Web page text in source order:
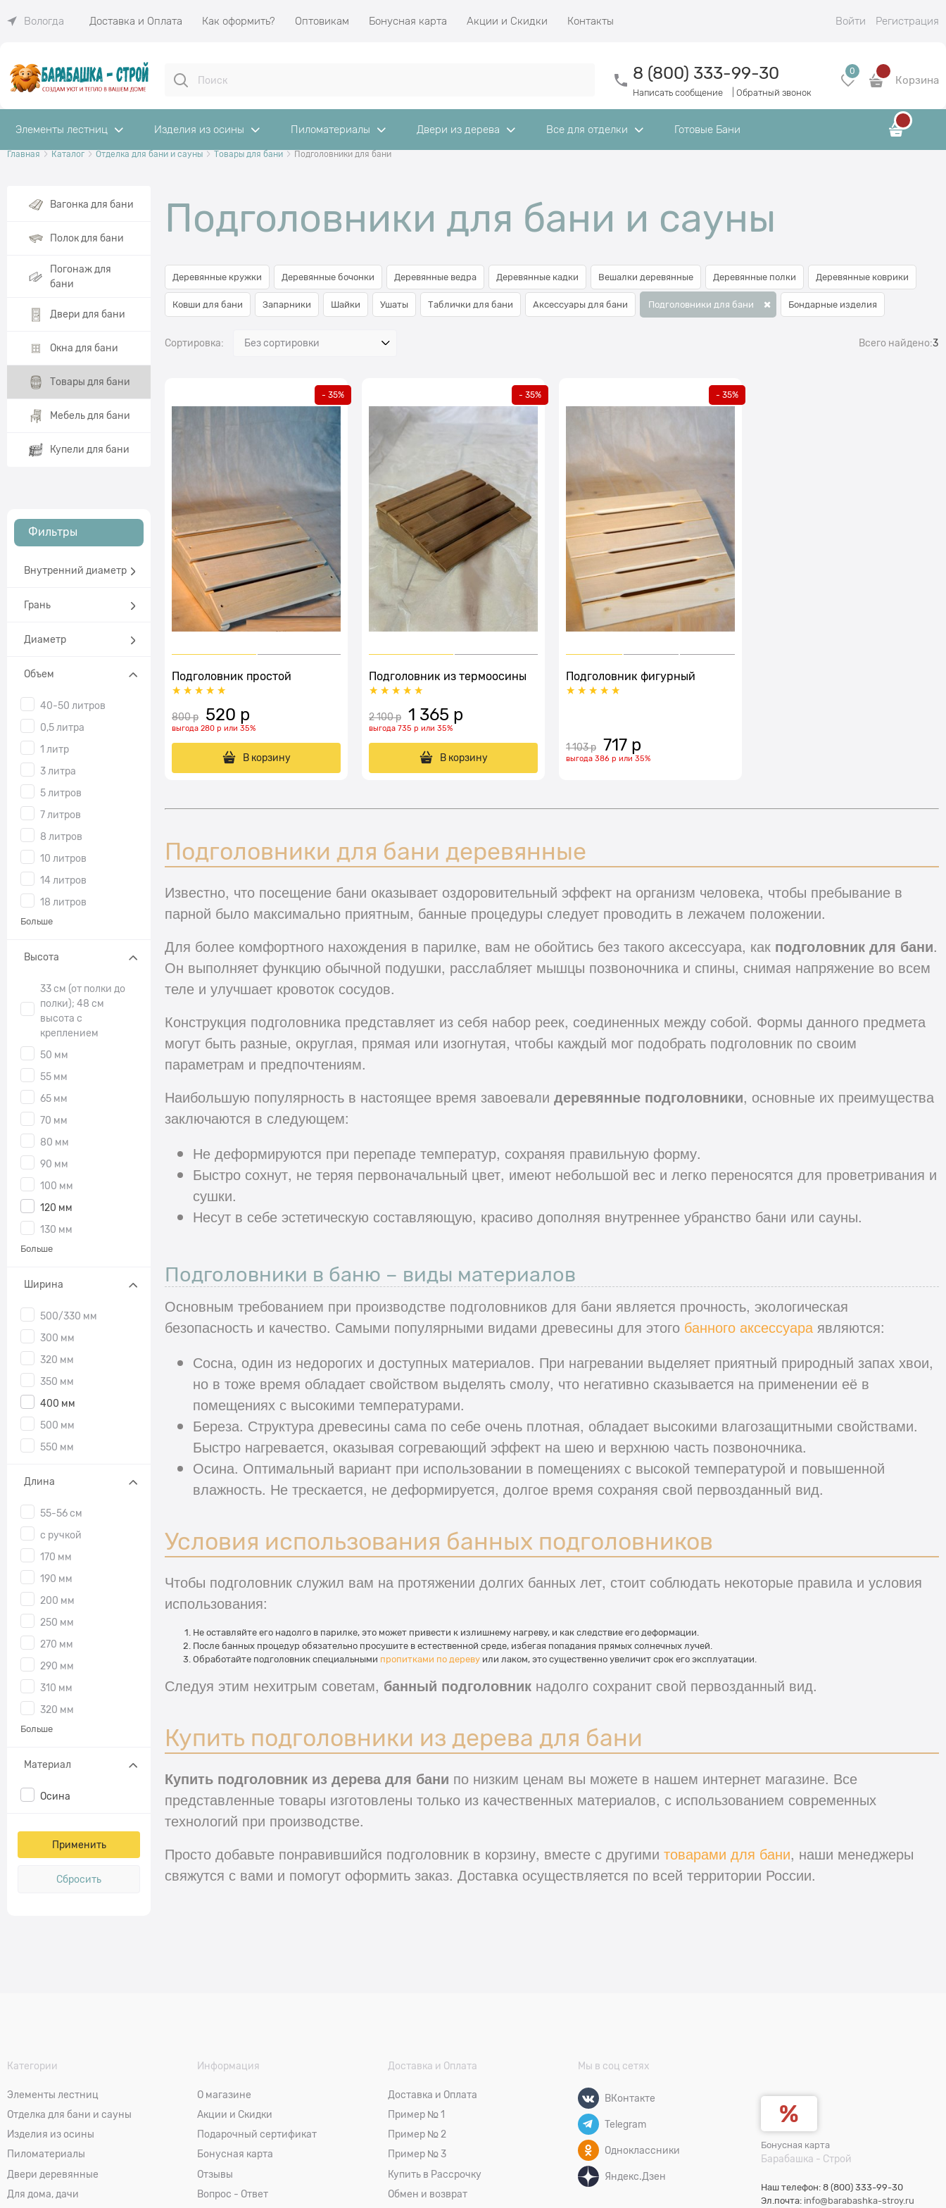
Вологда Доставка и Оплата Как оформить? Оптовикам Бонусная карта Акции и Скидки Контакты Войти Регистрация
8 (800) 333-99-30
Написать сообщение Обратный звонок
0
Корзина
Элементы лестниц Изделия из осины Пиломатериалы Двери из дерева Все для отделки Готовые Бани
Главная Каталог Отделка для бани и сауны Товары для бани Подголовники для бани
Вагонка для бани
Полок для бани
Погонаж для
бани
Двери для бани
Окна для бани
Товары для бани
Мебель для бани
Купели для бани
Фильтры
Внутренний диаметр
Грань
Диаметр
Объем
40-50 литров
0,5 литра
1 литр
3 литра
5 литров
7 литров
8 литров
10 литров
14 литров
18 литров
Больше
Высота
33 см (от полки до
полки); 48 см
высота с
креплением
50 мм
55 мм
65 мм
70 мм
80 мм
90 мм
100 мм
120 мм
130 мм
Больше
Ширина
500/330 мм
300 мм
320 мм
350 мм
400 мм
500 мм
550 мм
Длина
55-56 см
с ручкой
170 мм
190 мм
200 мм
250 мм
270 мм
290 мм
310 мм
320 мм
Больше
Материал
Осина
Подголовники для бани и сауны
Деревянные кружки Деревянные бочонки Деревянные ведра Деревянные кадки Вешалки деревянные Деревянные полки Деревянные коврики
Ковши для бани Запарники Шайки Ушаты Таблички для бани Аксессуары для бани Подголовники для бани Бондарные изделия
Сортировка: Всего найдено:3
Подголовник простой
- 35%
800 р 520 р
выгода 280 р или 35%
В корзину
Подголовник из термоосины
- 35%
2 100 р 1 365 р
выгода 735 р или 35%
В корзину
Подголовник фигурный
- 35%
1 103 р 717 р
выгода 386 р или 35%
Подголовники для бани деревянные
Известно, что посещение бани оказывает оздоровительный эффект на организм человека, чтобы пребывание в
парной было максимально приятным, банные процедуры следует проводить в лежачем положении.
Для более комфортного нахождения в парилке, вам не обойтись без такого аксессуара, как подголовник для бани.
Он выполняет функцию обычной подушки, расслабляет мышцы позвоночника и спины, снимая напряжение во всем
теле и улучшает кровоток сосудов.
Конструкция подголовника представляет из себя набор реек, соединенных между собой. Формы данного предмета
могут быть разные, округлая, прямая или изогнутая, чтобы каждый мог подобрать подголовник по своим
параметрам и предпочтениям.
Наибольшую популярность в настоящее время завоевали деревянные подголовники, основные их преимущества
заключаются в следующем:
Не деформируются при перепаде температур, сохраняя правильную форму.
Быстро сохнут, не теряя первоначальный цвет, имеют небольшой вес и легко переносятся для проветривания и
сушки.
Несут в себе эстетическую составляющую, красиво дополняя внутреннее убранство бани или сауны.
Подголовники в баню – виды материалов
Основным требованием при производстве подголовников для бани является прочность, экологическая
безопасность и качество. Самыми популярными видами древесины для этого банного аксессуара являются:
Сосна, один из недорогих и доступных материалов. При нагревании выделяет приятный природный запах хвои,
но в тоже время обладает свойством выделять смолу, что негативно сказывается на применении её в
помещениях с высокими температурами.
Береза. Структура древесины сама по себе очень плотная, обладает высокими влагозащитными свойствами.
Быстро нагревается, оказывая согревающий эффект на шею и верхнюю часть позвоночника.
Осина. Оптимальный вариант при использовании в помещениях с высокой температурой и повышенной
влажность. Не трескается, не деформируется, долгое время сохраняя свой первозданный вид.
Условия использования банных подголовников
Чтобы подголовник служил вам на протяжении долгих банных лет, стоит соблюдать некоторые правила и условия
использования:
Не оставляйте его надолго в парилке, это может привести к излишнему нагреву, и как следствие его деформации.
После банных процедур обязательно просушите в естественной среде, избегая попадания прямых солнечных лучей.
Обработайте подголовник специальными пропитками по дереву или лаком, это существенно увеличит срок его эксплуатации.
Следуя этим нехитрым советам, банный подголовник надолго сохранит свой первозданный вид.
Купить подголовники из дерева для бани
Купить подголовник из дерева для бани по низким ценам вы можете в нашем интернет магазине. Все
представленные товары изготовлены только из качественных материалов, с использованием современных
технологий при производстве.
Просто добавьте понравившийся подголовник в корзину, вместе с другими товарами для бани, наши менеджеры
свяжутся с вами и помогут оформить заказ. Доставка осуществляется по всей территории России.
Категории
Элементы лестниц
Отделка для бани и сауны
Изделия из осины
Пиломатериалы
Двери деревянные
Для дома, дачи
Информация
О магазине
Акции и Скидки
Подарочный сертификат
Бонусная карта
Отзывы
Вопрос - Ответ
Доставка и Оплата
Доставка и Оплата
Пример № 1
Пример № 2
Пример № 3
Купить в Рассрочку
Обмен и возврат
Мы в соц сетях
ВКонтакте
Telegram
Одноклассники
Яндекс.Дзен
Бонусная карта
Барабашка - Строй
Наш телефон: 8 (800) 333-99-30
Эл.почта: info@barabashka-stroy.ru